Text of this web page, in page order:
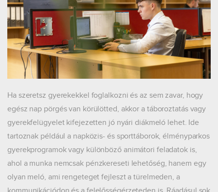
Ha szeretsz gyerekekkel foglalkozni és az sem zavar, hogy
egész nap pörgés van körülötted, akkor a táboroztatás vagy
gyerekfelügyelet kifejezetten jó nyári diákmeló lehet. Ide
tartoznak például a napközis- és sporttáborok, élményparkos
gyerekprogramok vagy különböző animátori feladatok is,
ahol a munka nemcsak pénzkereseti lehetőség, hanem egy
olyan meló, ami rengeteget fejleszt a türelmeden, a